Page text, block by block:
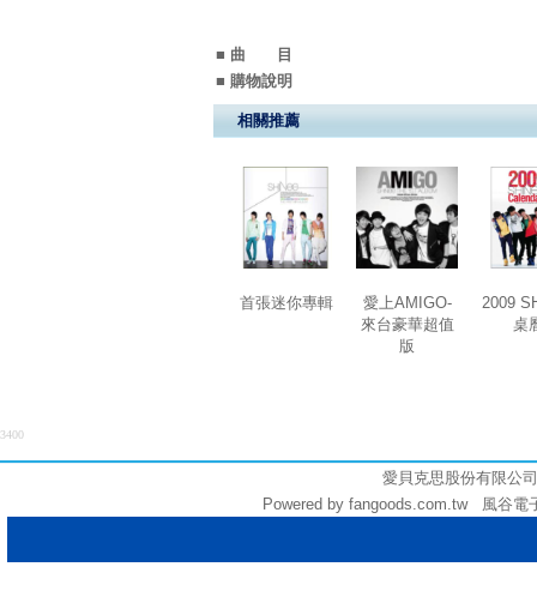
■ 曲 目
■ 購物說明
相關推薦
首張迷你專輯
愛上AMIGO-
來台豪華超值
版
2009
桌
3400
愛貝克思股份有限
Powered by fangoods.com.tw 風谷電子商